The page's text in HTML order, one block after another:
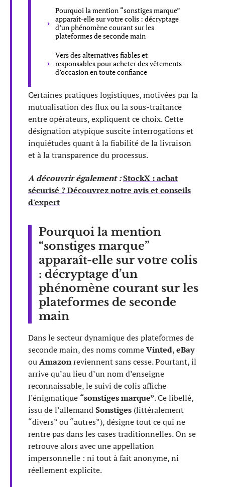
Pourquoi la mention “sonstiges marque”
apparaît-elle sur votre colis : décryptage
d’un phénomène courant sur les
plateformes de seconde main
Vers des alternatives fiables et
responsables pour acheter des vêtements
d’occasion en toute confiance
Certaines pratiques logistiques, motivées par la
mutualisation des flux ou la sous-traitance
entre opérateurs, expliquent ce choix. Cette
désignation atypique suscite interrogations et
inquiétudes quant à la fiabilité de la livraison
et à la transparence du processus.
A découvrir également :StockX : achat
sécurisé ? Découvrez notre avis et conseils
d'expert
Pourquoi la mention
“sonstiges marque”
apparaît-elle sur votre colis
: décryptage d’un
phénomène courant sur les
plateformes de seconde
main
Dans le secteur dynamique des plateformes de
seconde main, des noms commeVinted,eBay
ouAmazonreviennent sans cesse. Pourtant, il
arrive qu’au lieu d’un nom d’enseigne
reconnaissable, le suivi de colis affiche
l’énigmatique “sonstiges marque”. Ce libellé,
issu de l’allemandSonstiges (littéralement
“divers” ou “autres”), désigne tout ce qui ne
rentre pas dans les cases traditionnelles. On se
retrouve alors avec une appellation
impersonnelle : ni tout à fait anonyme, ni
réellement explicite.